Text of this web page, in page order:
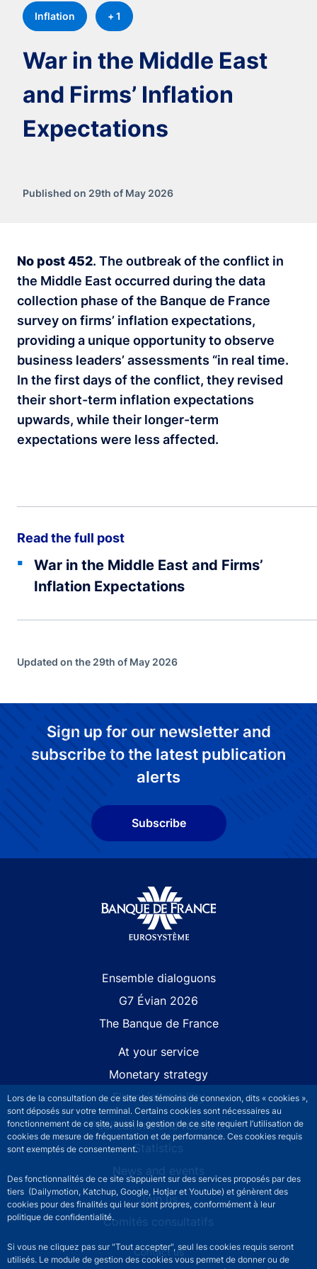
Lors de la consultation de ce site des témoins de connexion, dits « cookies »,
sont déposés sur votre terminal. Certains cookies sont nécessaires au
fonctionnement de ce site, aussi la gestion de ce site requiert l’utilisation de
cookies de mesure de fréquentation et de performance. Ces cookies requis
sont exemptés de consentement.
Des fonctionnalités de ce site s’appuient sur des services proposés par des
tiers (Dailymotion, Katchup, Google, Hotjar et Youtube) et génèrent des
cookies pour des finalités qui leur sont propres, conformément à leur
politique de confidentialité.
Si vous ne cliquez pas sur "Tout accepter", seul les cookies requis seront
utilisés. Le module de gestion des cookies vous permet de donner ou de
Inflation + 1
War in the Middle East
and Firms’ Inflation
Expectations
Published on 29th of May 2026
No post 452. The outbreak of the conflict in
the Middle East occurred during the data
collection phase of the Banque de France
survey on firms’ inflation expectations,
providing a unique opportunity to observe
business leaders’ assessments “in real time.
In the first days of the conflict, they revised
their short-term inflation expectations
upwards, while their longer-term
expectations were less affected.
Read the full post
War in the Middle East and Firms’
Inflation Expectations
Updated on the 29th of May 2026
Sign up for our newsletter and
subscribe to the latest publication
alerts
Subscribe
Ensemble dialoguons
G7 Évian 2026
The Banque de France
At your service
Monetary strategy
Financial stability
Publications and research
Statistics
News and events
Join us
Comités consultatifs
Footer secondary menuContact us